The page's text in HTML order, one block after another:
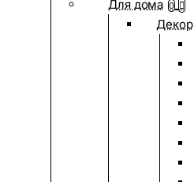
Для дома 0
Декор